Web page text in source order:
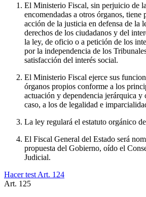
El Ministerio Fiscal, sin perjuicio de
encomendadas a otros órganos,
acción de la justicia en defensa de la
derechos de los ciudadanos y del
la ley, de oficio o a petición de los
por la independencia de los
satisfacción del interés social.
El Ministerio Fiscal ejerce sus
órganos propios conforme a los
actuación y dependencia jerárquica y
caso, a los de legalidad e
La ley regulará el estatuto orgánico
El Fiscal General del Estado será
propuesta del Gobierno, oído el
Judicial.
Hacer test Art. 124
Art. 125